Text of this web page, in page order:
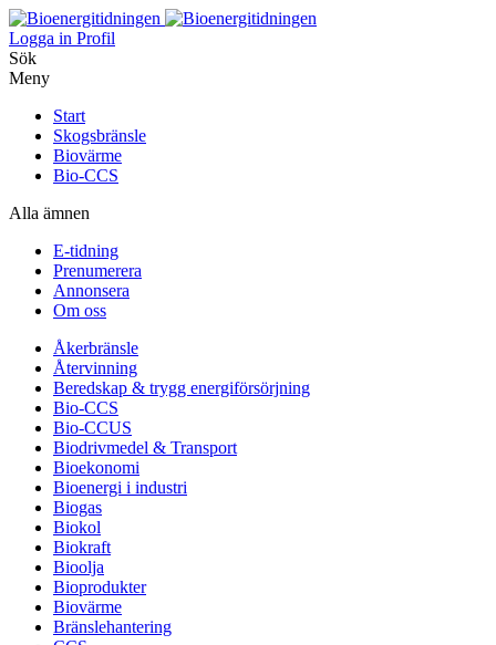
Logga in Profil
Sök
Meny
Start
Skogsbränsle
Biovärme
Bio-CCS
Alla ämnen
E-tidning
Prenumerera
Annonsera
Om oss
Åkerbränsle
Återvinning
Beredskap & trygg energiförsörjning
Bio-CCS
Bio-CCUS
Biodrivmedel & Transport
Bioekonomi
Bioenergi i industri
Biogas
Biokol
Biokraft
Bioolja
Bioprodukter
Biovärme
Bränslehantering